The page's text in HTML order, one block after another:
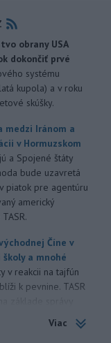
obrany USA
dokončiť prvé
systému
kupola) a v roku
skúšky.
medzi Iránom a
v Hormuzskom
a Spojené štáty
bude uzavretá
piatok pre agentúru
americký
Číne v
a mnohé
v reakcii na tajfún
k pevnine. TASR
Viac